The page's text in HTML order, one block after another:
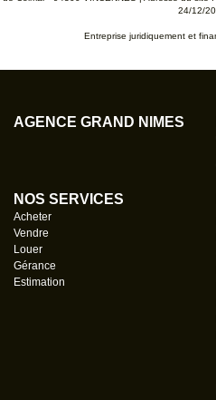
24/12/
Entreprise juridiquement et
AGENCE GRAND NÎMES
NOS SERVICES
Acheter
Vendre
Louer
Gérance
Estimation